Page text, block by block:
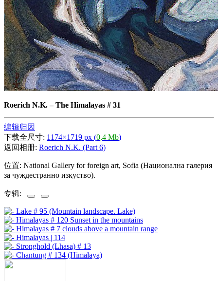
Roerich N.K.–The Himalayas # 31
编辑归因
下载全尺寸: 1174×1719 px (0,4 Mb)
返回相册: Roerich N.K. (Part 6)
位置: National Gallery for foreign art, Sofia (Национална галерия
за чуждестранно изкуство).
专辑: